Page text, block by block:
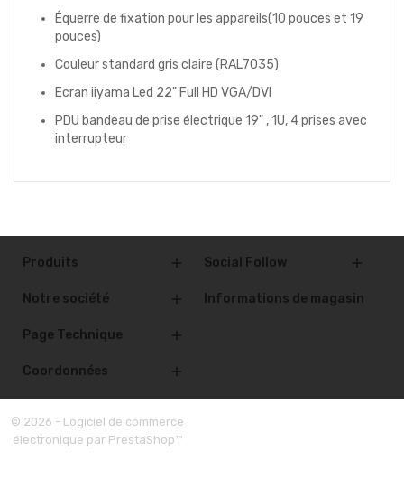
Équerre de fixation pour les appareils(10 pouces et 19
pouces)
Couleur standard gris claire (RAL7035)
Ecran iiyama Led 22" Full HD VGA/DVI
PDU bandeau de prise électrique 19" , 1U, 4 prises avec
interrupteur
Produits 
Notre société 
Page Technique 
Coordonnées 
Social Follow 
Informations de magasin
© 2026 - Logiciel de commerce
électronique par PrestaShop™